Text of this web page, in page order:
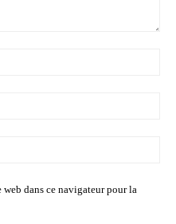
dans ce navigateur pour la